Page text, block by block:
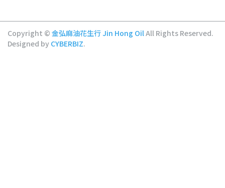
Copyright © 金弘麻油花生行 Jin Hong OilAll Rights Reserved.
Designed by CYBERBIZ.